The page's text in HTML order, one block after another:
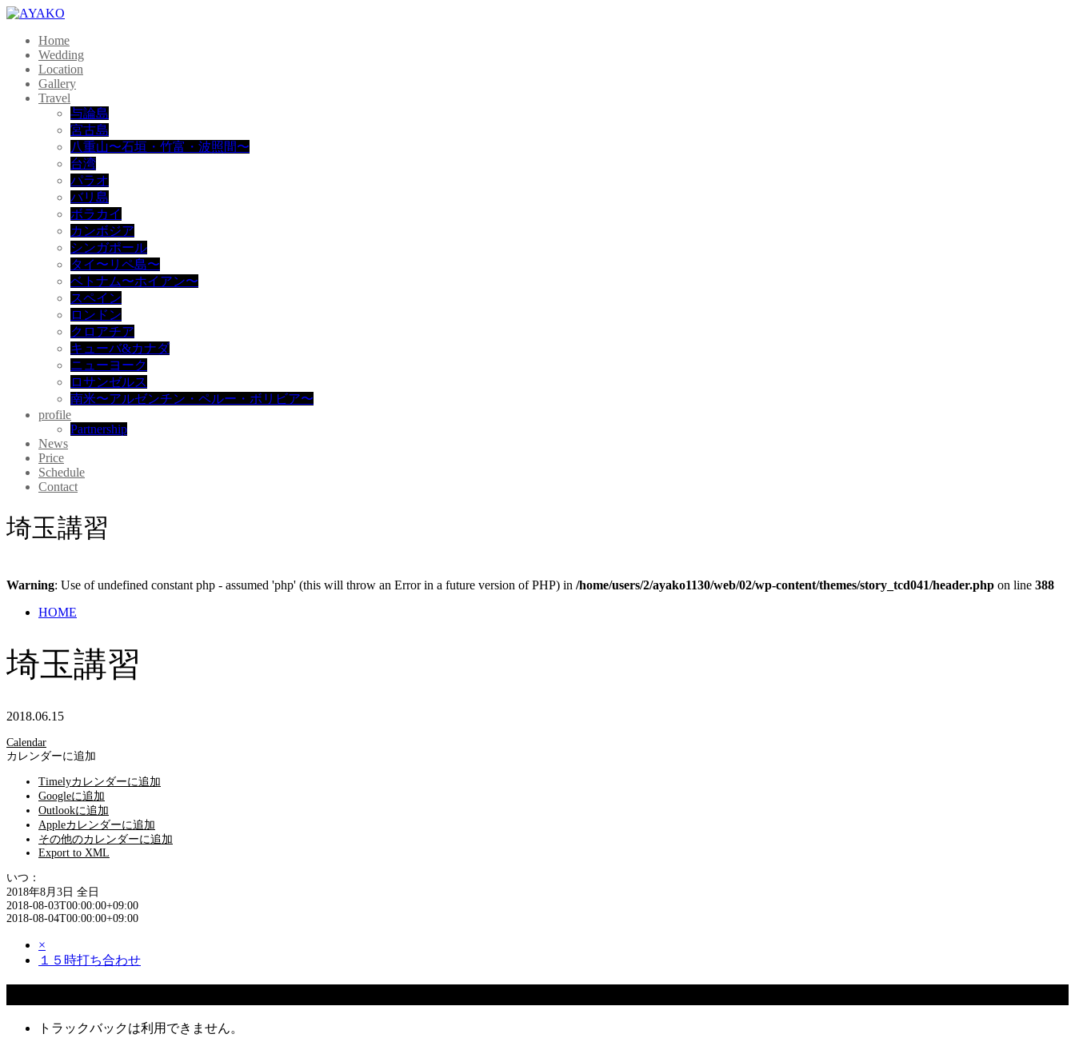
Home
Wedding
Location
Gallery
Travel
与論島
宮古島
八重山〜石垣・竹富・波照間〜
台湾
パラオ
バリ島
ボラカイ
カンボジア
シンガポール
タイ〜リペ島〜
ベトナム〜ホイアン〜
スペイン
ロンドン
クロアチア
キューバ&カナダ
ニューヨーク
ロサンゼルス
南米〜アルゼンチン・ペルー・ボリビア〜
profile
Partnership
News
Price
Schedule
Contact
埼玉講習
Warning: Use of undefined constant php - assumed 'php' (this will throw an Error in a future version of PHP) in /home/users/2/ayako1130/web/02/wp-content/themes/story_tcd041/header.php on line 388
HOME
埼玉講習
2018.06.15
Calendar
カレンダーに追加
Timelyカレンダーに追加
Googleに追加
Outlookに追加
Appleカレンダーに追加
その他のカレンダーに追加
Export to XML
いつ：
2018年8月3日 全日
2018-08-03T00:00:00+09:00
2018-08-04T00:00:00+09:00
×
１５時打ち合わせ
トラックバックは利用できません。